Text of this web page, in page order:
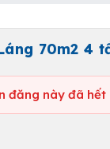
70m2 4
đăng này đã hết